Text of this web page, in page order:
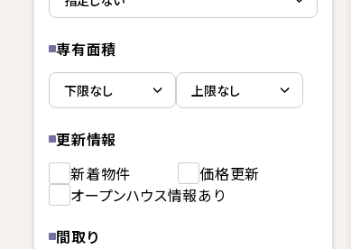
専有面積
更新情報
新着物件
価格更新
オープンハウス情報あり
間取り